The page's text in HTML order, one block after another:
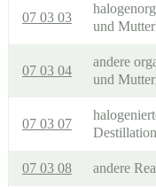
07 03 03
und
07 03 04
andere
und
07 03 07
07 03 08 andere